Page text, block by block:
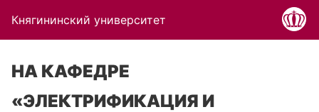
Княгининский университет
НА КАФЕДРЕ
«ЭЛЕКТРИФИКАЦИЯ И